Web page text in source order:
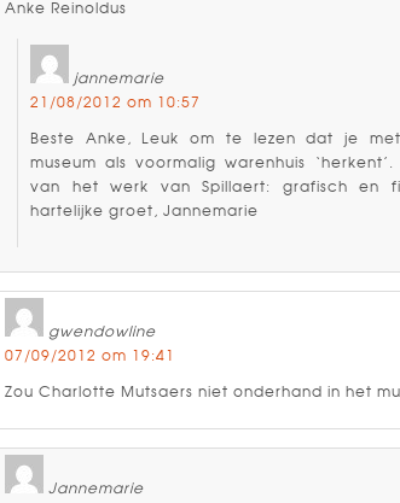
Anke Reinoldus
jannemarie
21/08/2012 om 10:57
Beste Anke, Leuk om te lezen dat je
museum als voormalig warenhuis
van het werk van Spillaert: grafisch en
hartelijke groet, Jannemarie
gwendowline
07/09/2012 om 19:41
Zou Charlotte Mutsaers niet onderhand in het
Jannemarie